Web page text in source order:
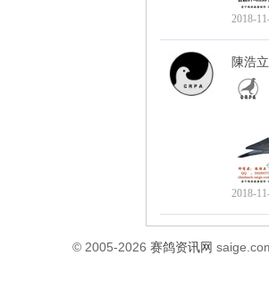
2018-
陳浩立
2018-
© 2005-2026 赛鸽资讯网